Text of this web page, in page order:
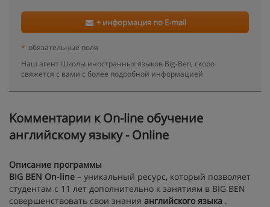
+ информация по E-mail
* обязательные поля
Наш агент Школы иностранных языков Big-Ben, скоро
свяжется с вами с более подробной информацией
Kомментарии к On-line обучение
английскому языку - Online
Описание программы
BIG BEN On-line – уникальный ресурс, который позволяет
студентам с 11 лет дополнительно к занятиям в BIG BEN
совершенствовать свои знания английского языка .